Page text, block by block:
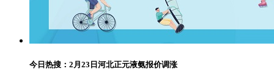
今日热搜：2月23日河北正元液氨报价调涨